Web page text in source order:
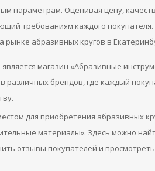
параметрам. Оценивая цену,
требованиям каждого
абразивных кругов в
магазин «Абразивные
различных брендов, где каждый
для приобретения абразивных
материалы». Здесь можно
отзывы покупателей и